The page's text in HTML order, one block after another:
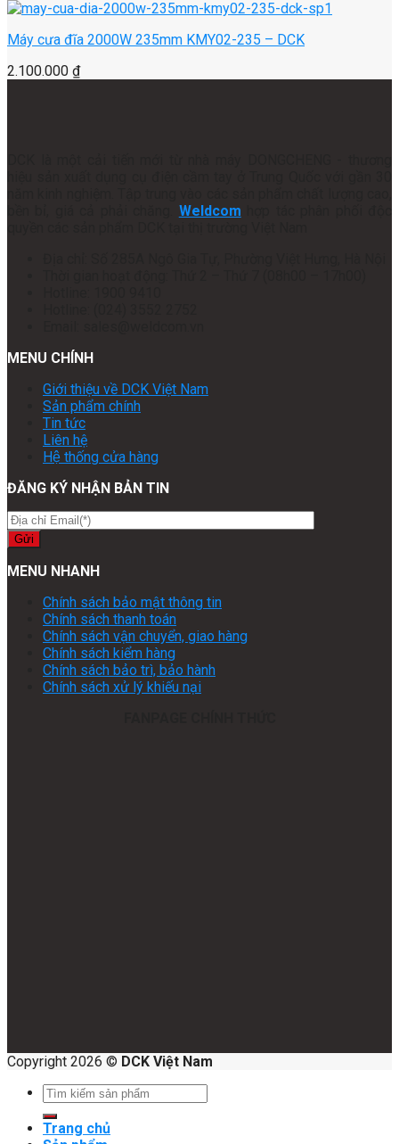
Máy cưa đĩa 2000W 235mm KMY02-235 – DCK
2.100.000 ₫
Weldcom
MENU CHÍNH
Giới thiệu về DCK Việt Nam
Sản phẩm chính
Tin tức
Liên hệ
Hệ thống cửa hàng
ĐĂNG KÝ NHẬN BẢN TIN
MENU NHANH
Chính sách bảo mật thông tin
Chính sách thanh toán
Chính sách vận chuyển, giao hàng
Chính sách kiểm hàng
Chính sách bảo trì, bảo hành
Chính sách xử lý khiếu nại
Copyright 2026 © DCK Việt Nam
Search
Trang chủ